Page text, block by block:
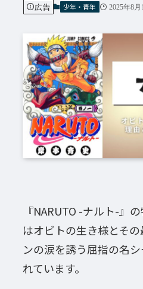
広告 少年・青年 2025年8月
『NARUTO -ナルト-』
はオビトの生き様とそ
ンの涙を誘う屈指の名
れています。